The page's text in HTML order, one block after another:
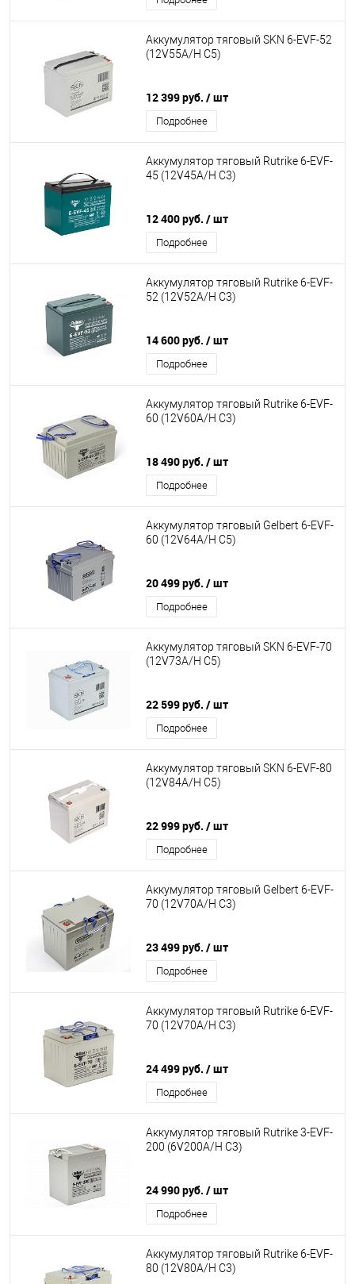
Аккумулятор тяговый SKN 6-EVF-52
(12V55A/H C5)
12 399 руб. / шт
Подробнее
Аккумулятор тяговый Rutrike 6-EVF-
45 (12V45A/H C3)
12 400 руб. / шт
Подробнее
Аккумулятор тяговый Rutrike 6-EVF-
52 (12V52A/H C3)
14 600 руб. / шт
Подробнее
Аккумулятор тяговый Rutrike 6-EVF-
60 (12V60A/H C3)
18 490 руб. / шт
Подробнее
Аккумулятор тяговый Gelbert 6-EVF-
60 (12V64A/H C5)
20 499 руб. / шт
Подробнее
Аккумулятор тяговый SKN 6-EVF-70
(12V73A/H C5)
22 599 руб. / шт
Подробнее
Аккумулятор тяговый SKN 6-EVF-80
(12V84A/H C5)
22 999 руб. / шт
Подробнее
Аккумулятор тяговый Gelbert 6-EVF-
70 (12V70A/H C3)
23 499 руб. / шт
Подробнее
Аккумулятор тяговый Rutrike 6-EVF-
70 (12V70A/H C3)
24 499 руб. / шт
Подробнее
Аккумулятор тяговый Rutrike 3-EVF-
200 (6V200A/H C3)
24 990 руб. / шт
Подробнее
Аккумулятор тяговый Rutrike 6-EVF-
80 (12V80A/H C3)